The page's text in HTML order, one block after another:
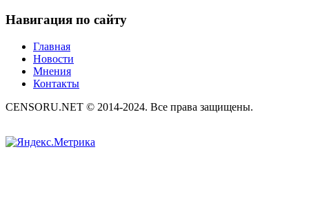
Навигация по сайту
Главная
Новости
Мнения
Контакты
CENSORU.NET © 2014-2024. Все права защищены.